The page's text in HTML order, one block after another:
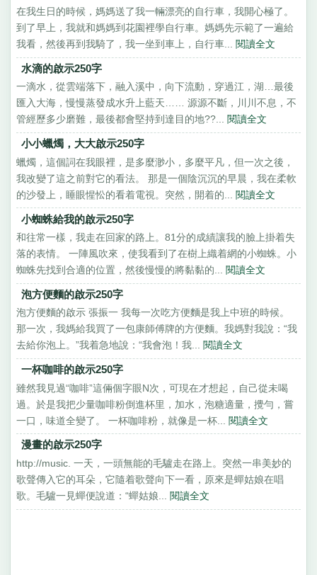
在我生日的時候，媽媽送了我一輛漂亮的自行車，我開心極了。
到了早上，我就和媽媽到花園裡學自行車。媽媽先示範了一遍給
我看，然後再到我騎了，我一坐到車上，自行車... 閱讀全文
水滴的啟示250字
一滴水，從雲端落下，融入溪中，向下流動，穿過江，湖…最後
匯入大海，慢慢蒸發成水升上藍天…… 源源不斷，川川不息，不
管經歷多少磨難，最後都會堅持到達目的地??... 閱讀全文
小小蠟燭，大大啟示250字
蠟燭，這個詞在我眼裡，是多麼渺小，多麼平凡，但一次之後，
我改變了這之前對它的看法。 那是一個陰沉沉的早晨，我在柔軟
的沙發上，睡眼惺忪的看着電視。突然，開着的... 閱讀全文
小蜘蛛給我的啟示250字
和往常一樣，我走在回家的路上。81分的成績讓我的臉上掛着失
落的表情。 一陣風吹來，使我看到了在樹上織着網的小蜘蛛。小
蜘蛛先找到合適的位置，然後慢慢的將黏黏的... 閱讀全文
泡方便麵的啟示250字
泡方便麵的啟示 張振一 我每一次吃方便麵是我上中班的時候。
那一次，我媽給我買了一包康師傅牌的方便麵。我媽對我說：“我
去給你泡上。”我着急地說：“我會泡！我... 閱讀全文
一杯咖啡的啟示250字
雖然我見過“咖啡”這倆個字眼N次，可現在才想起，自己從未喝
過。於是我把少量咖啡粉倒進杯里，加水，泡糖適量，攪勻，嘗
一口，味道全變了。 一杯咖啡粉，就像是一杯... 閱讀全文
漫畫的啟示250字
http://music. 一天，一頭無能的毛驢走在路上。突然一串美妙的
歌聲傳入它的耳朵，它隨着歌聲向下一看，原來是蟬姑娘在唱
歌。毛驢一見蟬便說道：“蟬姑娘... 閱讀全文